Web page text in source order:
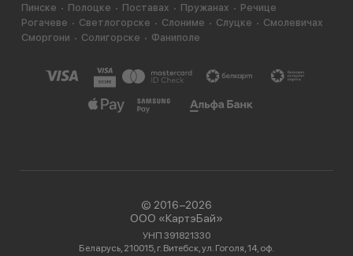
Пинске
Полоцке Поставах Пружанах
Речице
Рогачеве
Светлогорске Слониме Слуцке
Смолевичах
Сморгони
Солигорске Фаниполе
© 2016−2026
ООО «КартэБай»
УНП 391821330
Беларусь, 210015, г. Витебск, ул. Гоголя, 14, оф.